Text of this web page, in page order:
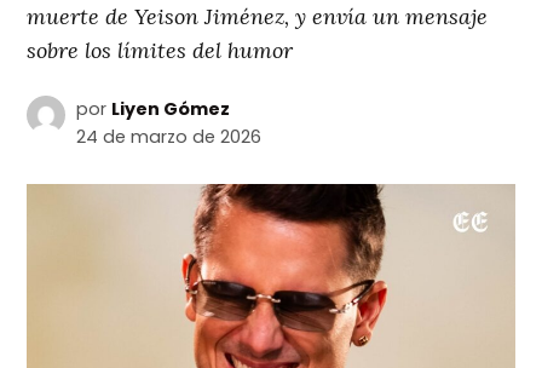
muerte de Yeison Jiménez, y envía un mensaje
sobre los límites del humor
por Liyen Gómez
24 de marzo de 2026